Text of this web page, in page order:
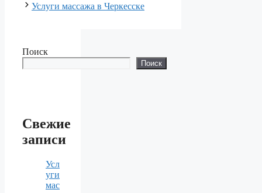
Услуги массажа в Черкесске
Поиск
Поиск
Свежие
записи
Усл
уги
мас